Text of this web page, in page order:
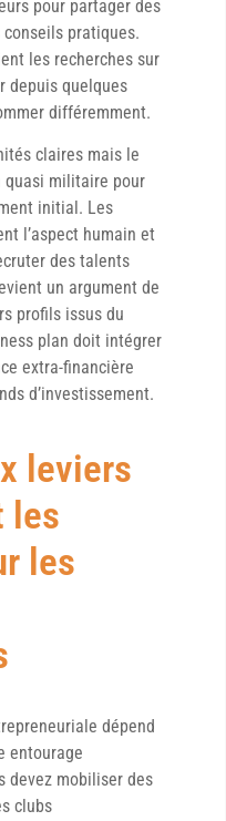
pour partager des
pratiques.
les recherches sur
depuis quelques
différemment.
claires mais le
quasi militaire pour
initial. Les
l’aspect humain et
des talents
un argument de
profils issus du
plan doit intégrer
extra-financière
d’investissement.
leviers
les
les
dépend
entourage
devez mobiliser des
clubs